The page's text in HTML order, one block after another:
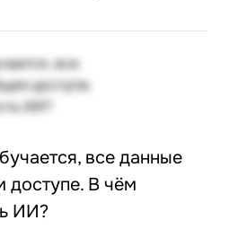
все данные
доступе. В чём
ИИ?